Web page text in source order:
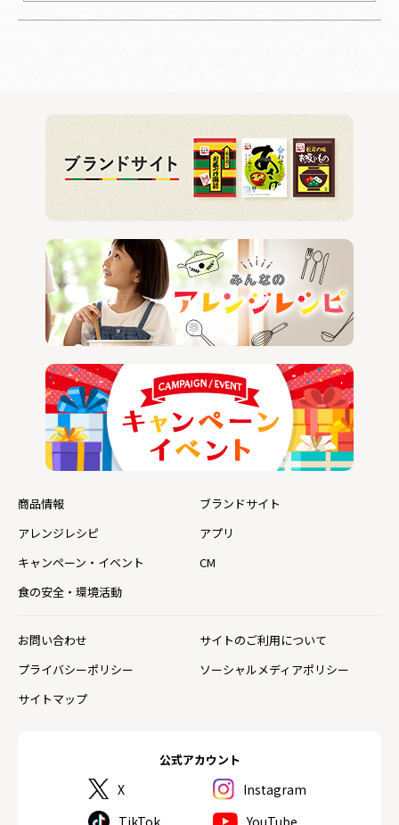
公式アカウント
X
Instagram
TikTok
YouTube
商品情報
ブランドサイト
アレンジレシピ
アプリ
キャンペーン・イベント
CM
食の安全・環境活動
お問い合わせ
サイトのご利用について
プライバシーポリシー
ソーシャルメディアポリシー
サイトマップ